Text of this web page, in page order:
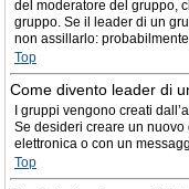
del moderatore del gruppo,
gruppo. Se il leader di un
non assillarlo:
Top
Come divento leader di
I gruppi vengono creati
Se desideri creare un nuovo
elettronica o con un
Top